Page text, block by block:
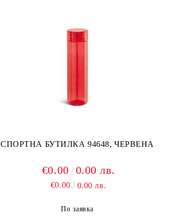
СПОРТНА БУТИЛКА 94648, ЧЕРВЕНА
€0.00 0.00 лв.
€0.00 0.00 лв.
По заявка